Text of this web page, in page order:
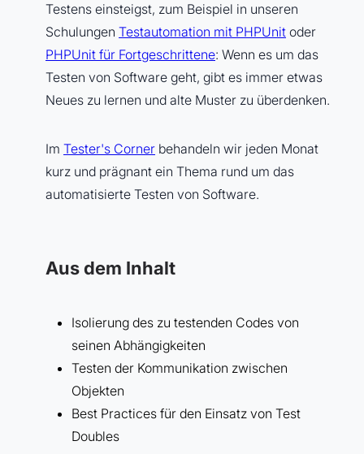
Testens einsteigst, zum Beispiel in unseren
Schulungen Testautomation mit PHPUnit oder
PHPUnit für Fortgeschrittene: Wenn es um das
Testen von Software geht, gibt es immer etwas
Neues zu lernen und alte Muster zu überdenken.
Im Tester's Corner behandeln wir jeden Monat
kurz und prägnant ein Thema rund um das
automatisierte Testen von Software.
Aus dem Inhalt
Isolierung des zu testenden Codes von
seinen Abhängigkeiten
Testen der Kommunikation zwischen
Objekten
Best Practices für den Einsatz von Test
Doubles